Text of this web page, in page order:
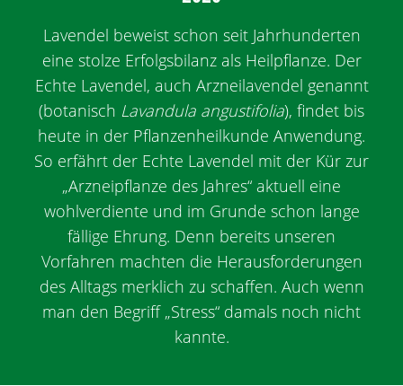
Lavendel beweist schon seit Jahrhunderten
eine stolze Erfolgsbilanz als Heilpflanze. Der
Echte Lavendel, auch Arzneilavendel genannt
(botanisch Lavandula angustifolia), findet bis
heute in der Pflanzenheilkunde Anwendung.
So erfährt der Echte Lavendel mit der Kür zur
„Arzneipflanze des Jahres“ aktuell eine
wohlverdiente und im Grunde schon lange
fällige Ehrung. Denn bereits unseren
Vorfahren machten die Herausforderungen
des Alltags merklich zu schaffen. Auch wenn
man den Begriff „Stress“ damals noch nicht
kannte.